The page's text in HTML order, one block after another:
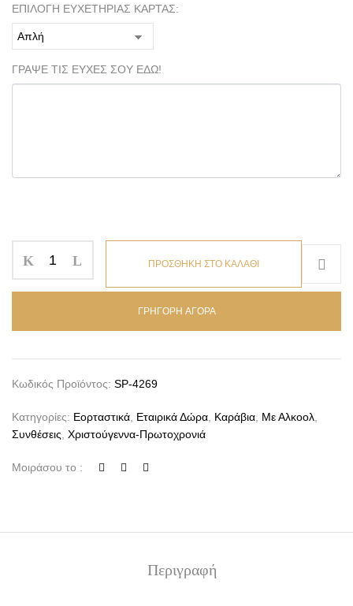
ΕΠΙΛΟΓΗ ΕΥΧΕΤΗΡΙΑΣ ΚΑΡΤΑΣ:
ΓΡΑΨΕ ΤΙΣ ΕΥΧΕΣ ΣΟΥ ΕΔΩ!
ΠΡΟΣΘΗΚΗ ΣΤΟ ΚΑΛΑΘΙ
ΓΡΗΓΟΡΗ ΑΓΟΡΑ
Κωδικός Προϊόντος: SP-4269
Κατηγορίες: Εορταστικά, Εταιρικά Δώρα, Καράβια, Με Αλκοολ,
Συνθέσεις, Χριστούγεννα-Πρωτοχρονιά
Μοιράσου το :
Περιγραφή